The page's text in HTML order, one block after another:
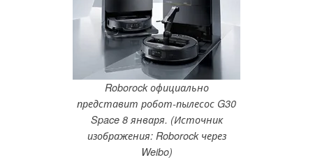
Roborock официально
представит робот-пылесос G30
Space 8 января. (Источник
изображения: Roborock через
Weibo)